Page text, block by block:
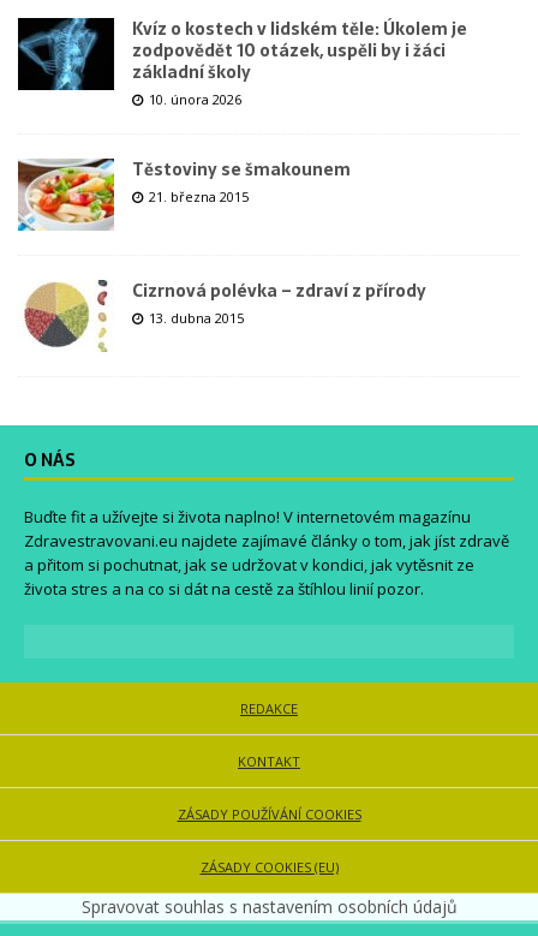
Kvíz o kostech v lidském těle: Úkolem je
zodpovědět 10 otázek, uspěli by i žáci
základní školy
10. února 2026
Těstoviny se šmakounem
21. března 2015
Cizrnová polévka – zdraví z přírody
13. dubna 2015
O NÁS
Buďte fit a užívejte si života naplno! V internetovém magazínu
Zdravestravovani.eu najdete zajímavé články o tom, jak jíst zdravě
a přitom si pochutnat, jak se udržovat v kondici, jak vytěsnit ze
života stres a na co si dát na cestě za štíhlou linií pozor.
REDAKCE
KONTAKT
ZÁSADY POUŽÍVÁNÍ COOKIES
ZÁSADY COOKIES (EU)
Spravovat souhlas s nastavením osobních údajů